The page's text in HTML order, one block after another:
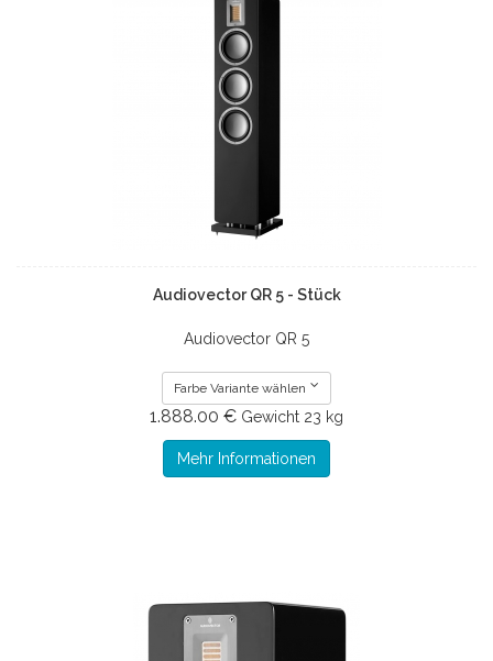
Audiovector QR 5 - Stück
Audiovector QR 5
Farbe Variante wählen
1.888.00 € Gewicht 23 kg
Mehr Informationen